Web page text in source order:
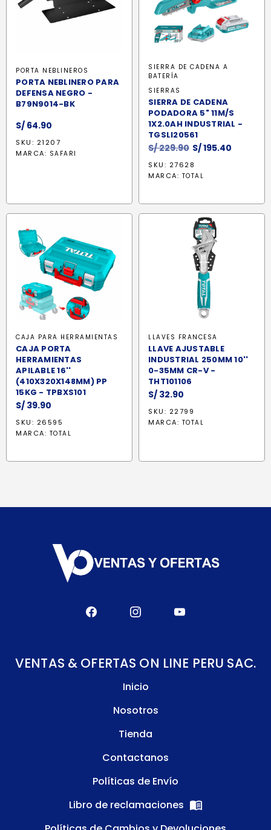
PORTA NEBLINEROS
PORTA NEBLINERO PARA
DEFENSA NEGRO -
B79N9014-BK
S/ 64.90
SKU: 21207
MARCA: SAFARI
SIERRA DE CADENA A
BATERÍA
SIERRAS
SIERRA DE CADENA
PODADORA 5" 11M/S
1X2.0AH INDUSTRIAL -
TGSLI20561
S/229.90 El
precio
original
S/195.40
SKU: 27628
MARCA: TOTAL
CAJA PARA HERRAMIENTAS
CAJA PORTA
HERRAMIENTAS
APILABLE 16''
(410X320X148MM) PP
15KG - TPBXS101
S/ 39.90
SKU: 26595
MARCA: TOTAL
LLAVES FRANCESA
LLAVE AJUSTABLE
INDUSTRIAL 250MM 10''
0-35MM CR-V -
THT101106
S/ 32.90
SKU: 22799
MARCA: TOTAL
VENTAS & OFERTAS ON LINE PERU SAC.
Inicio
Nosotros
Tienda
Contactanos
Políticas de Envío
Libro de reclamaciones